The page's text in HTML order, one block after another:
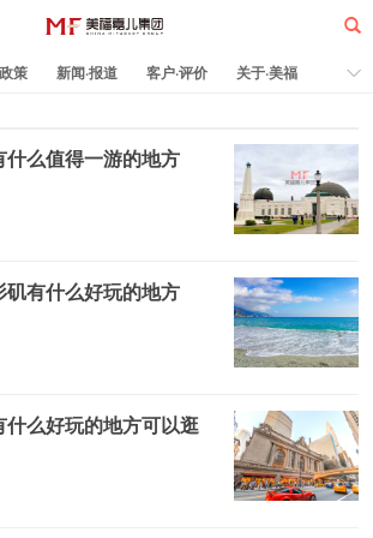
策 新闻·报道 客户·评价
关于·美福
什么值得一游的地方
矶有什么好玩的地方
什么好玩的地方可以逛